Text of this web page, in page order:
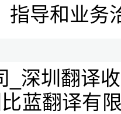
指导和业务
_深圳翻译
蓝翻译有